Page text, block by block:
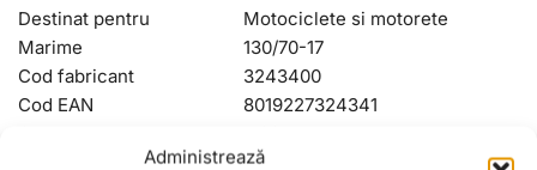
Administrează
Destinat pentru
Motociclete si motorete
Marime
130/70-17
Cod fabricant
3243400
Cod EAN
8019227324341